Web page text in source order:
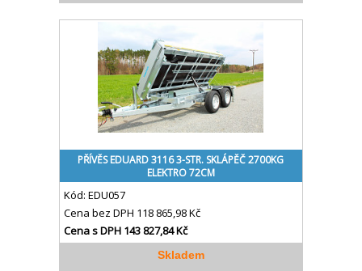
PŘÍVĚS EDUARD 3116 3-STR. SKLÁPĚČ 2700KG
ELEKTRO 72CM
Kód: EDU057
Cena bez DPH 118 865,98 Kč
Cena s DPH 143 827,84 Kč
Skladem